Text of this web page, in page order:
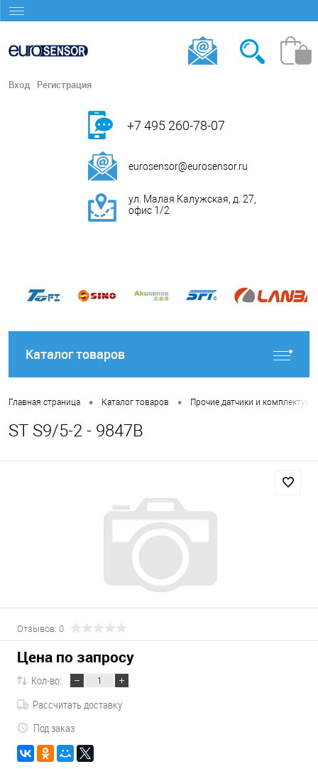
Вход Регистрация
+7 495 260-78-07
eurosensor@eurosensor.ru
ул. Малая Калужская, д. 27,
офис 1/2
Каталог товаров
Главная страница • Каталог товаров • Прочие датчики и
ST S9/5-2 - 9847B
Отзывов: 0
Цена по запросу
Кол-во:
Рассчитать доставку
Под заказ